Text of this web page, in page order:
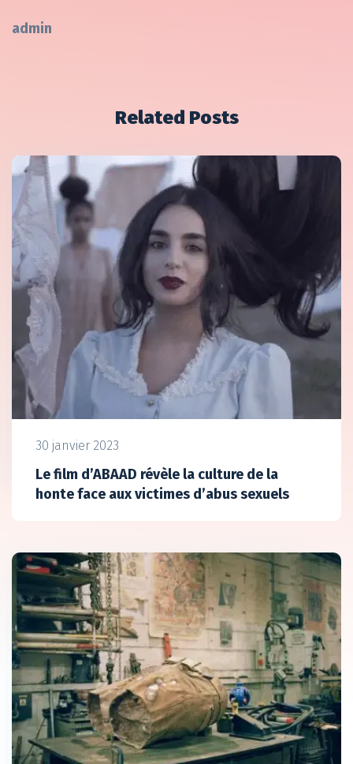
admin
Related Posts
30 janvier 2023
Le film d’ABAAD révèle la culture de la
honte face aux victimes d’abus sexuels